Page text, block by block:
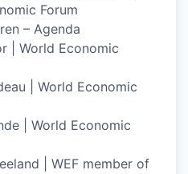
Forum
– Agenda
| World Economic
| World Economic
| World Economic
| WEF member of